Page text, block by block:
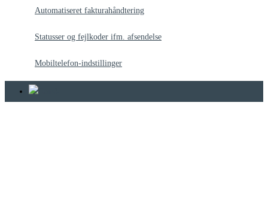
Automatiseret fakturahåndtering
Statusser og fejlkoder ifm. afsendelse
Mobiltelefon-indstillinger